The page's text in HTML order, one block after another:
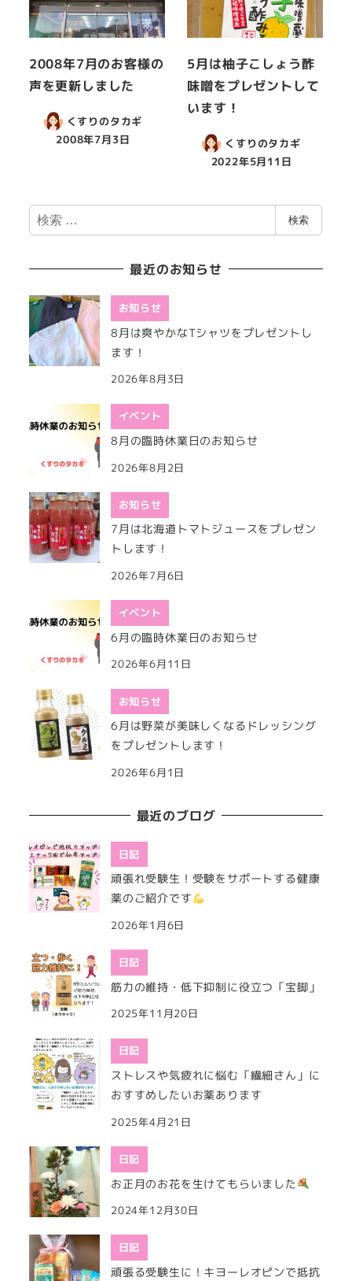
2008年7月のお客様の
声を更新しました
くすりのタカギ
2008年7月3日
5月は柚子こしょう酢
味噌をプレゼントして
います！
くすりのタカギ
2022年5月11日
検
索
検索
最近のお知らせ
お知らせ
8月は爽やかなTシャツをプレゼントし
ます！
2026年8月3日
イベント
8月の臨時休業日のお知らせ
2026年8月2日
お知らせ
7月は北海道トマトジュースをプレゼン
トします！
2026年7月6日
イベント
6月の臨時休業日のお知らせ
2026年6月11日
お知らせ
6月は野菜が美味しくなるドレッシング
をプレゼントします！
2026年6月1日
最近のブログ
日記
頑張れ受験生！受験をサポートする健康
薬のご紹介です
2026年1月6日
日記
筋力の維持・低下抑制に役立つ「宝脚」
2025年11月20日
日記
ストレスや気疲れに悩む「繊細さん」に
おすすめしたいお薬あります
2025年4月21日
日記
お正月のお花を生けてもらいました
2024年12月30日
日記
頑張る受験生に！キヨーレオピンで抵抗